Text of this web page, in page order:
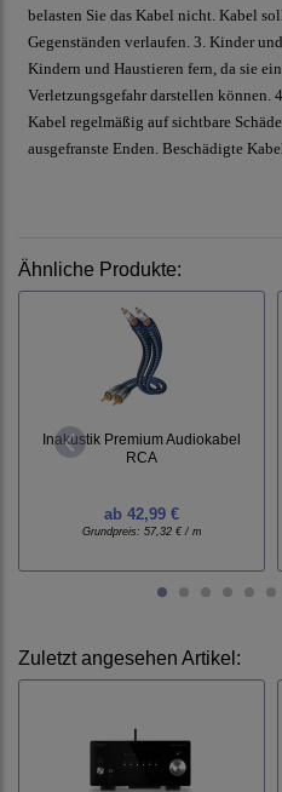
belasten Sie das Kabel nicht. Kabel
Gegenständen verlaufen. 3. Kinder
Kindern und Haustieren fern, da sie
Verletzungsgefahr darstellen können.
Kabel regelmäßig auf sichtbare
ausgefranste Enden. Beschädigte
Ähnliche Produkte:
Inakustik Premium Audiokabel
RCA
ab 42,99 €
Grundpreis: 57,32 € / m
Zuletzt angesehen Artikel: